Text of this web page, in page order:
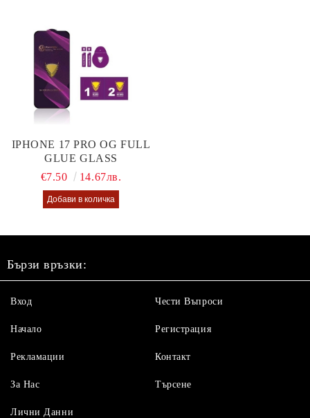
IPHONE 17 PRO OG FULL
GLUE GLASS
€7.50
14.67лв.
Бързи връзки:
Вход
Начало
Рекламации
За Нас
Чести Въпроси
Регистрация
Контакт
Търсене
Лични Данни